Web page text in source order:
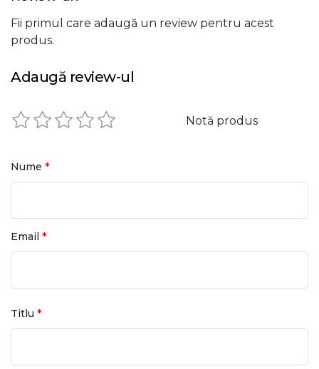
Fii primul care adaugă un review pentru acest
produs.
Adaugă review-ul
Notă produs
Nume *
Email *
Titlu *